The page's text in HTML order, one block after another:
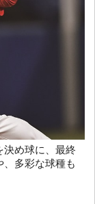
決め球に、最終
、多彩な球種も